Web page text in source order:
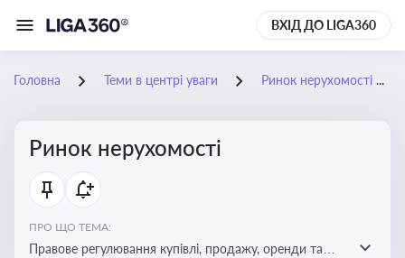
ВХІД ДО LIGA360
Головна Теми в центрі уваги Ринок нерухомості
Ринок нерухомості
ПРО ЩО ТЕМА:
Правове регулювання купівлі, продажу, оренди та